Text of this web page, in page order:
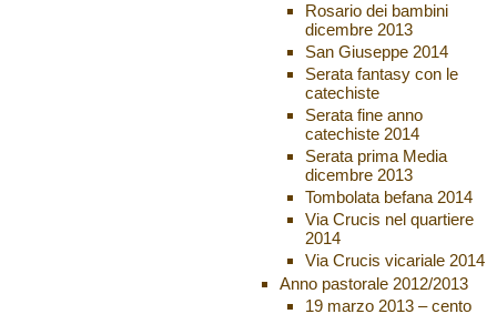
Rosario dei bambini
dicembre 2013
San Giuseppe 2014
Serata fantasy con le
catechiste
Serata fine anno
catechiste 2014
Serata prima Media
dicembre 2013
Tombolata befana 2014
Via Crucis nel quartiere
2014
Via Crucis vicariale 2014
Anno pastorale 2012/2013
19 marzo 2013 – cento